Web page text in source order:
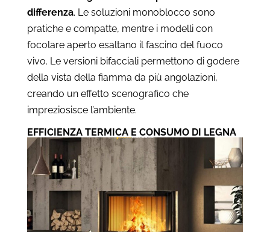
differenza. Le soluzioni monoblocco sono
pratiche e compatte, mentre i modelli con
focolare aperto esaltano il fascino del fuoco
vivo. Le versioni bifacciali permettono di godere
della vista della fiamma da più angolazioni,
creando un effetto scenografico che
impreziosisce l’ambiente.
EFFICIENZA TERMICA E CONSUMO DI LEGNA